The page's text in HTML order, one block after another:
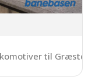
til Græsted.